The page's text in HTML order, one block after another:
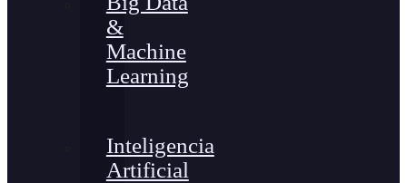
&
Machine
Learning
Inteligencia
Artificial